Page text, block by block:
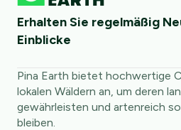
Erhalten Sie regelmäßig
Einblicke
Pina Earth bietet hochwertige
lokalen Wäldern an, um deren
gewährleisten und artenreich
bleiben.